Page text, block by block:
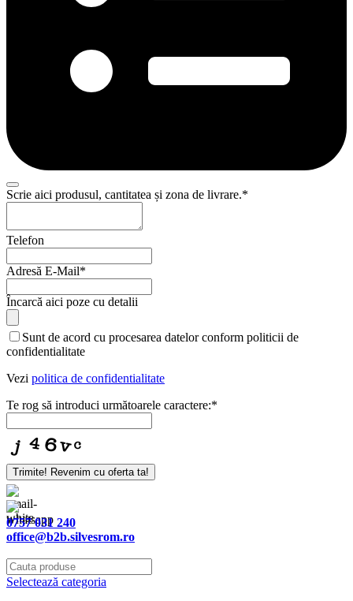
Scrie aici produsul, cantitatea și zona de livrare.*
Telefon
Adresă E-Mail*
Your
Website
Încarcă aici poze cu detalii
Sunt de acord cu procesarea datelor conform politicii de
confidentialitate
Vezi politica de confidentialitate
Te rog să introduci următoarele caractere:*
Trimite! Revenim cu oferta ta!
0757 031 240
office@b2b.silvesrom.ro
Selectează categoria